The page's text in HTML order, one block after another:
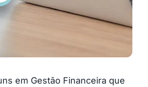
em Gestão Financeira que